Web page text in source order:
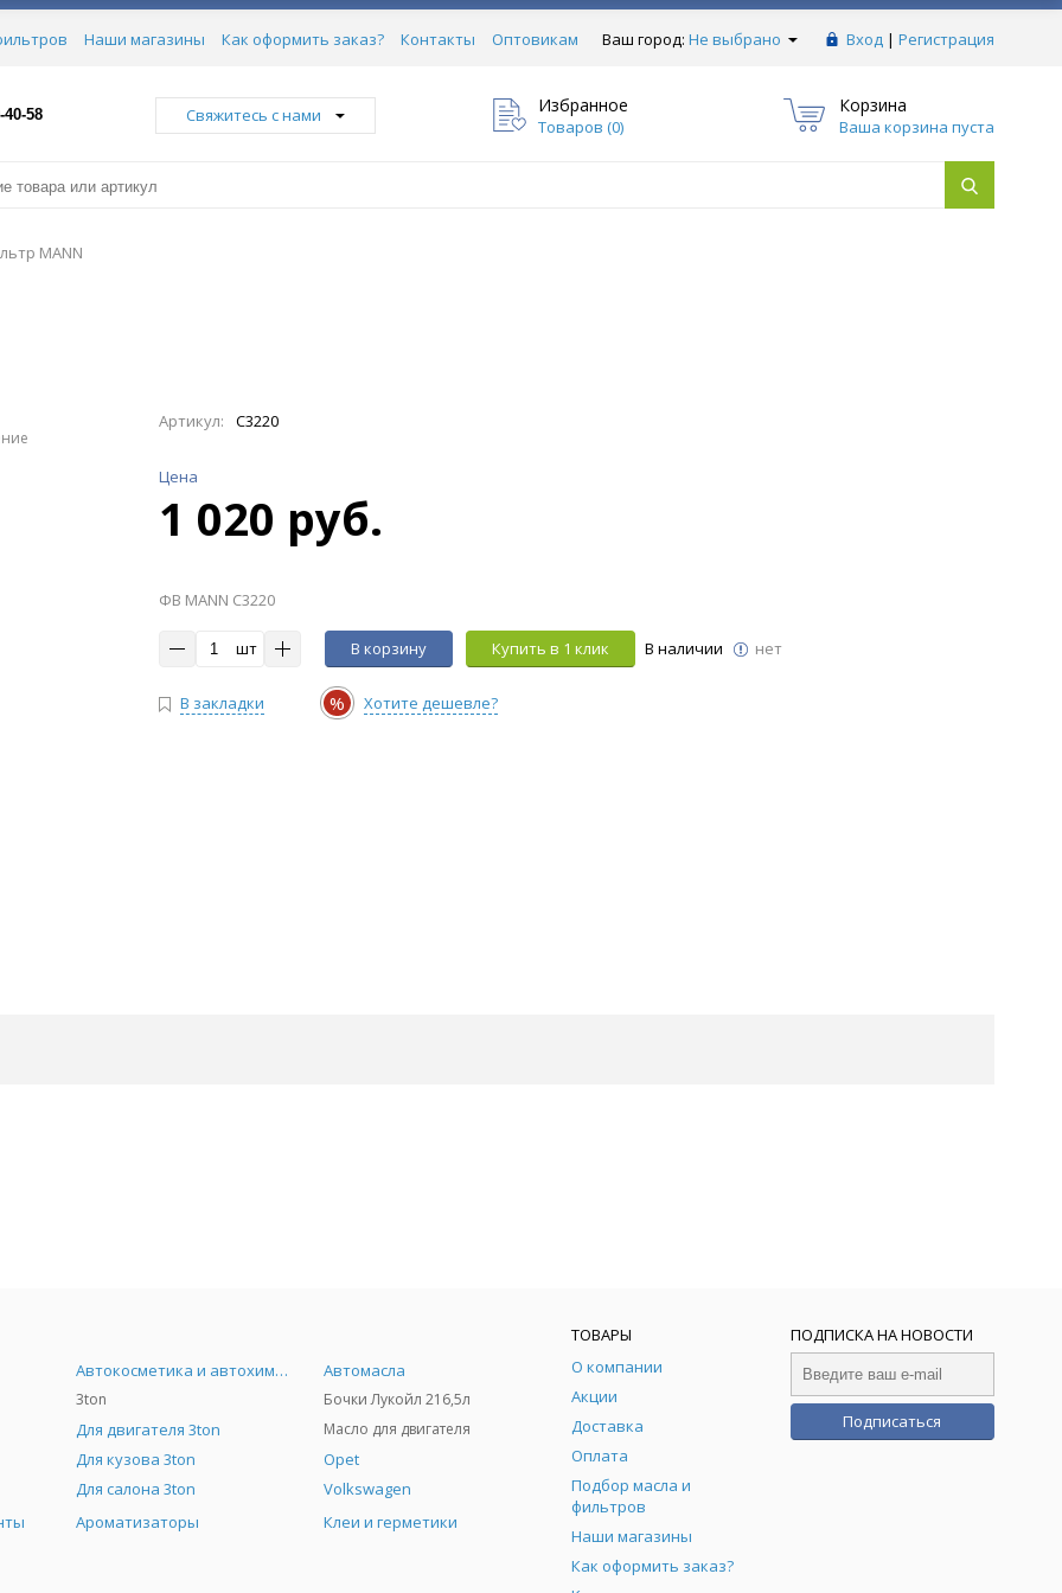
Ваш город: Не выбрано Вход | Регистрация
Наши магазины Как оформить заказ? Контакты
Оптовикам
40-58 Свяжитесь с нами Избранное
Товаров (0)
Корзина
Ваша корзина пуста
MANN
Артикул: C3220
Цена
1 020 руб.
ФВ MANN C3220
шт В корзину Купить в 1 клик В наличии нет
В закладки % Хотите дешевле?
Автокосметика и автохимия
3ton
Для двигателя 3ton
Для кузова 3ton
Для салона 3ton
Автомасла
Бочки Лукойл 216,5л
Масло для двигателя
Opet
Volkswagen
Ароматизаторы Клеи и герметики
ТОВАРЫ
О компании
Акции
Доставка
Оплата
Подбор масла и
фильтров
Наши магазины
Как оформить заказ?
ПОДПИСКА НА НОВОСТИ
Подписаться